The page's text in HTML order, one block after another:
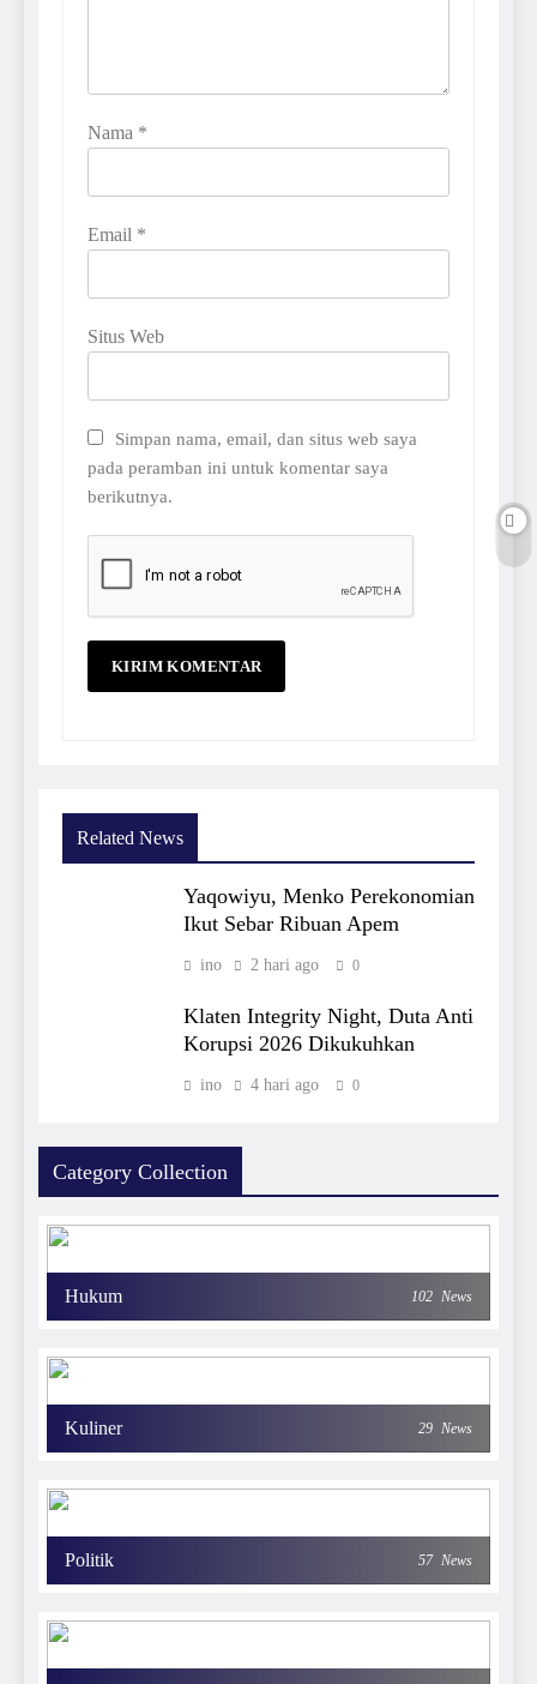
Nama *
Email *
Situs Web
Simpan nama, email, dan situs web saya
pada peramban ini untuk komentar saya
berikutnya.
Related News
Yaqowiyu, Menko Perekonomian
Ikut Sebar Ribuan Apem
ino 2 hari ago 0
Klaten Integrity Night, Duta Anti
Korupsi 2026 Dikukuhkan
ino 4 hari ago 0
Category Collection
Hukum 102 News
Kuliner 29 News
Politik 57 News